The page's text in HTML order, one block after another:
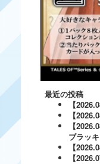
最近の投稿
【
【
【
ブラッキ
【
【